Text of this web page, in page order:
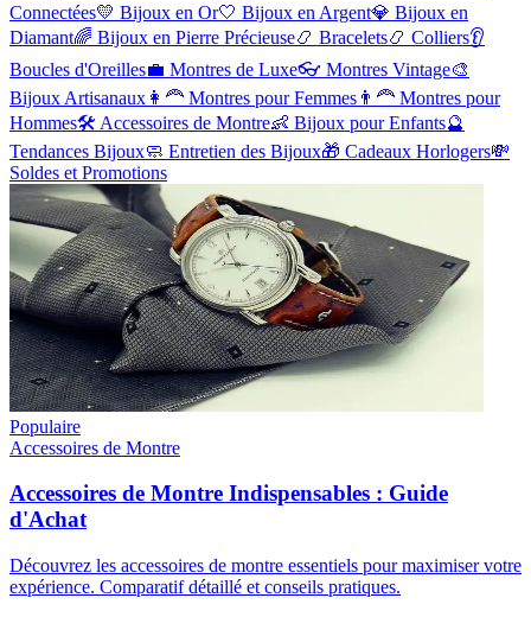
Connectées💛 Bijoux en Or🤍 Bijoux en Argent💎 Bijoux en
Diamant🌈 Bijoux en Pierre Précieuse📿 Bracelets📿 Colliers👂
Boucles d'Oreilles💼 Montres de Luxe👓 Montres Vintage🎨
Bijoux Artisanaux 👩‍🦰 Montres pour Femmes 👨‍🦰 Montres pour
Hommes🛠️ Accessoires de Montre👶 Bijoux pour Enfants🔮
Tendances Bijoux🧼 Entretien des Bijoux🎁 Cadeaux Horlogers💸
Soldes et Promotions
Populaire
Accessoires de Montre
Accessoires de Montre Indispensables : Guide
d'Achat
Découvrez les accessoires de montre essentiels pour maximiser votre
expérience. Comparatif détaillé et conseils pratiques.